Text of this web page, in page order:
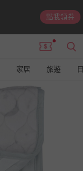
點我領券
家居 旅遊